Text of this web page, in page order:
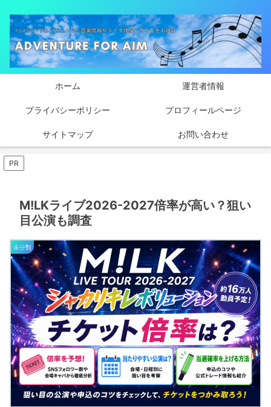
ホーム 運営者情報
プライバシーポリシー プロフィールページ
サイトマップ お問い合わせ
PR
M!LKライブ2026-2027倍率が高い？狙い
目公演も調査
未分類